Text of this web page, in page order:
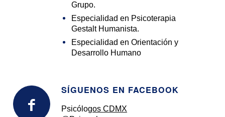
Grupo.
Especialidad en Psicoterapia
Gestalt Humanista.
Especialidad en Orientación y
Desarrollo Humano
SÍGUENOS EN FACEBOOK
PsicólogosCDMX